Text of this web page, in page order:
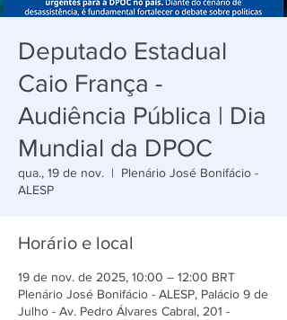
Deputado Estadual
Caio França -
Audiência Pública | Dia
Mundial da DPOC
qua., 19 de nov.
  |
Plenário José Bonifácio -
ALESP
Horário e local
19 de nov. de 2025, 10:00 – 12:00 BRT
Plenário José Bonifácio - ALESP, Palácio 9 de
Julho - Av. Pedro Álvares Cabral, 201 -